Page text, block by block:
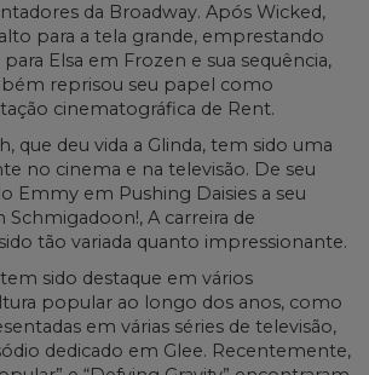
da Broadway. Após Wicked,
para a tela grande, emprestando
Elsa em Frozen e sua sequência,
reprisou seu papel como
cinematográfica de Rent.
que deu vida a Glinda, tem sido uma
no cinema e na televisão. De seu
Emmy em Pushing Daisies a seu
A carreira de
tão variada quanto impressionante.
sido destaque em vários
popular ao longo dos anos, como
em várias séries de televisão,
dedicado em Glee. Recentemente,